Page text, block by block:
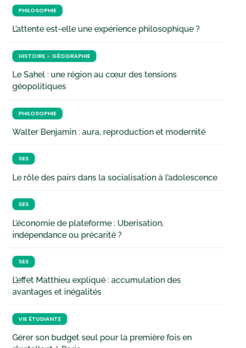
PHILOSOPHIE
L’attente est-elle une expérience philosophique ?
HISTOIRE - GÉOGRAPHIE
Le Sahel : une région au cœur des tensions
géopolitiques
PHILOSOPHIE
Walter Benjamin : aura, reproduction et modernité
SES
Le rôle des pairs dans la socialisation à l’adolescence
SES
L’économie de plateforme : Uberisation,
indépendance ou précarité ?
SES
L’effet Matthieu expliqué : accumulation des
avantages et inégalités
VIE ÉTUDIANTE
Gérer son budget seul pour la première fois en